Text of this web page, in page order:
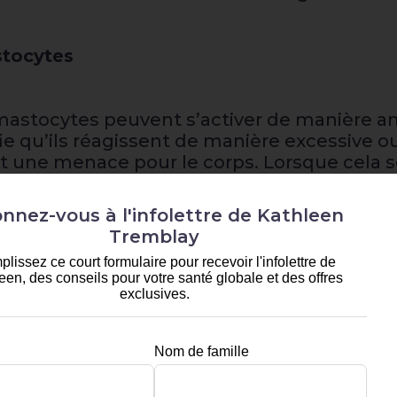
peuvent s’activer de manière
qu’ils réagissent de manière excessive
menace pour le corps. Lorsque cela
inappropriée, déclenchant ainsi des
« Le maître des mastocytes »,
facteurs, notamment les infections,
et même le stress émotionnel.
cascade inflammatoire et à des
vous à l'infolettre de Kathleen
Tremblay
ce court formulaire pour recevoir l'infolettre de
des conseils pour votre santé globale et des offres
exclusives.
Nom de famille